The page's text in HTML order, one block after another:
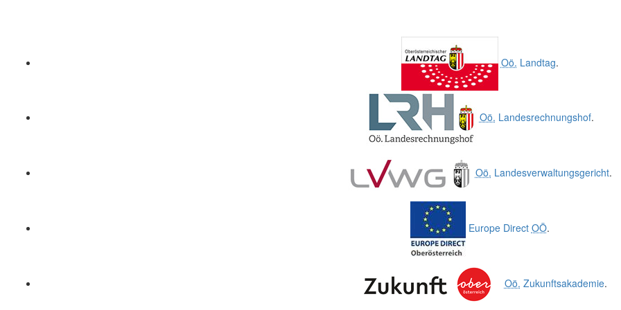
Oö. Landtag.
Oö. Landesrechnungshof.
Oö. Landesverwaltungsgericht.
Europe Direct OÖ.
Oö. Zukunftsakademie.